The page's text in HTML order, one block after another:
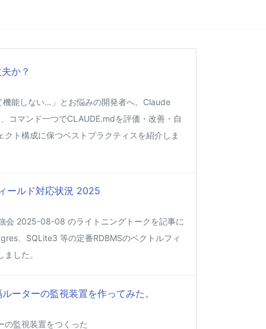
か？
機能しない…」とお悩みの開発者へ。Claude
コマンド一つでCLAUDE.mdを評価・改善・自
ト構成に保つベストプラクティスを紹介しま
ールド対応状況 2025
会 2025-08-08 のライトニングトークを記事に
、SQLite3 等の定番RDBMSのベクトルフィ
した。
ーターの監視装置を作ってみた。
の監視装置をつくった